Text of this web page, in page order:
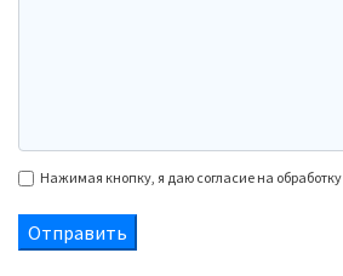
Нажимая кнопку, я даю согласие на обработку